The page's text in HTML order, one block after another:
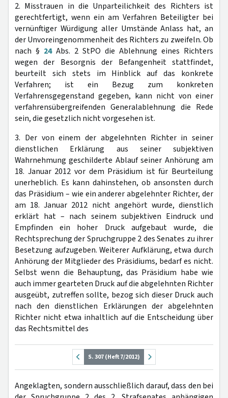
2. Misstrauen in die Unparteilichkeit des Richters ist
gerechtfertigt, wenn ein am Verfahren Beteiligter bei
vernünftiger Würdigung aller Umstände Anlass hat, an
der Unvoreingenommenheit des Richters zu zweifeln. Ob
nach § 24Abs. 2 StPO die Ablehnung eines Richters
wegen der Besorgnis der Befangenheit stattfindet,
beurteilt sich stets im Hinblick auf das konkrete
Verfahren; ist ein Bezug zum konkreten
Verfahrensgegenstand gegeben, kann nicht von einer
verfahrensübergreifenden Generalablehnung die Rede
sein, die gesetzlich nicht vorgesehen ist.
3. Der von einem der abgelehnten Richter in seiner
dienstlichen Erklärung aus seiner subjektiven
Wahrnehmung geschilderte Ablauf seiner Anhörung am
18. Januar 2012 vor dem Präsidium ist für Beurteilung
unerheblich. Es kann dahinstehen, ob ansonsten durch
das Präsidium – wie ein anderer abgelehnter Richter, der
am 18. Januar 2012 nicht angehört wurde, dienstlich
erklärt hat – nach seinem subjektiven Eindruck und
Empfinden ein hoher Druck aufgebaut wurde, die
Rechtsprechung der Spruchgruppe 2 des Senates zu ihrer
Besetzung aufzugeben. Weiterer Aufklärung, etwa durch
Anhörung der Mitglieder des Präsidiums, bedarf es nicht.
Selbst wenn die Behauptung, das Präsidium habe wie
auch immer gearteten Druck auf die abgelehnten Richter
ausgeübt, zutreffen sollte, bezog sich dieser Druck auch
nach den dienstlichen Erklärungen der abgelehnten
Richter nicht etwa inhaltlich auf die Entscheidung über
das Rechtsmittel des
S. 307 (Heft 7/2012)
Angeklagten, sondern ausschließlich darauf, dass den bei